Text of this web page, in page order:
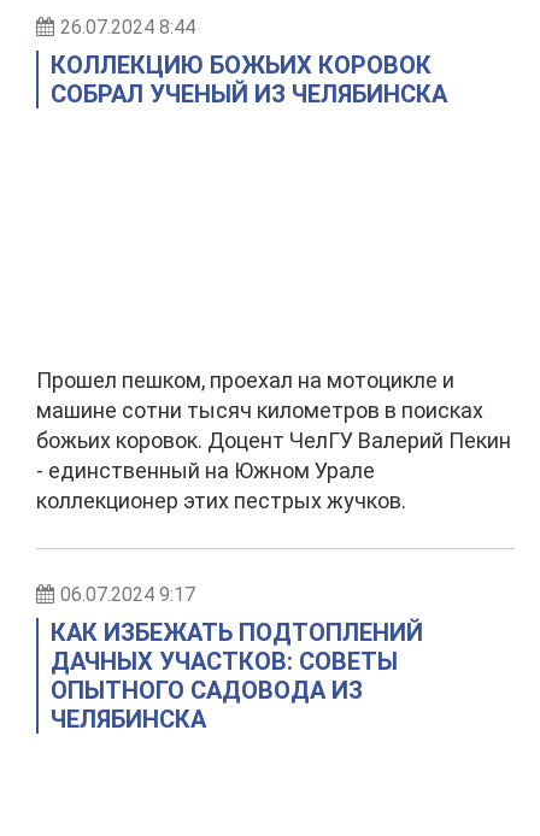
26.07.2024 8:44
КОЛЛЕКЦИЮ БОЖЬИХ КОРОВОК
СОБРАЛ УЧЕНЫЙ ИЗ ЧЕЛЯБИНСКА
Прошел пешком, проехал на мотоцикле и
машине сотни тысяч километров в поисках
божьих коровок. Доцент ЧелГУ Валерий Пекин
- единственный на Южном Урале
коллекционер этих пестрых жучков.
06.07.2024 9:17
КАК ИЗБЕЖАТЬ ПОДТОПЛЕНИЙ
ДАЧНЫХ УЧАСТКОВ: СОВЕТЫ
ОПЫТНОГО САДОВОДА ИЗ
ЧЕЛЯБИНСКА